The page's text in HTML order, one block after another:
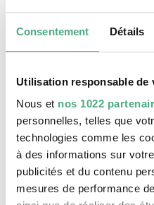
Consentement Détails
Utilisation responsable de
Nous et nos 1022
personnelles, telles que
technologies comme les
à des informations sur
publicités et du contenu
mesures de performance
Große Kunst aus
Copyright: Jens Trocha
Große Kunst aus
RTL+ Podcast